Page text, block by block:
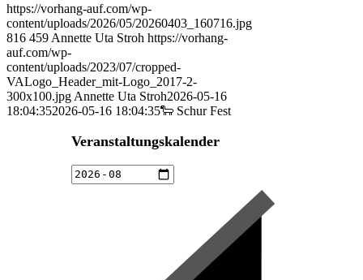
https://vorhang-auf.com/wp-
content/uploads/2026/05/20260403_160716.jpg
816 459 Annette Uta Stroh https://vorhang-
auf.com/wp-
content/uploads/2023/07/cropped-
VALogo_Header_mit-Logo_2017-2-
300x100.jpg Annette Uta Stroh2026-05-16
18:04:352026-05-16 18:04:35🐑 Schur Fest
Veranstaltungskalender